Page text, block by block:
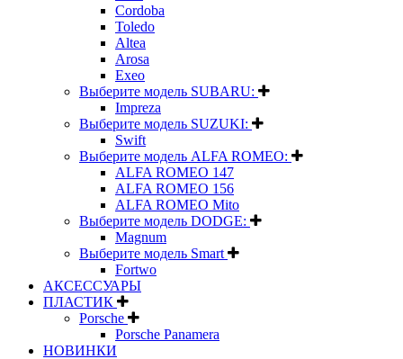
Cordoba
Toledo
Altea
Arosa
Exeo
Выберите модель SUBARU:
Impreza
Выберите модель SUZUKI:
Swift
Выберите модель ALFA ROMEO:
ALFA ROMEO 147
ALFA ROMEO 156
ALFA ROMEO Mito
Выберите модель DODGE:
Magnum
Выберите модель Smart
Fortwo
АКСЕССУАРЫ
ПЛАСТИК
Porsche
Porsche Panamera
НОВИНКИ